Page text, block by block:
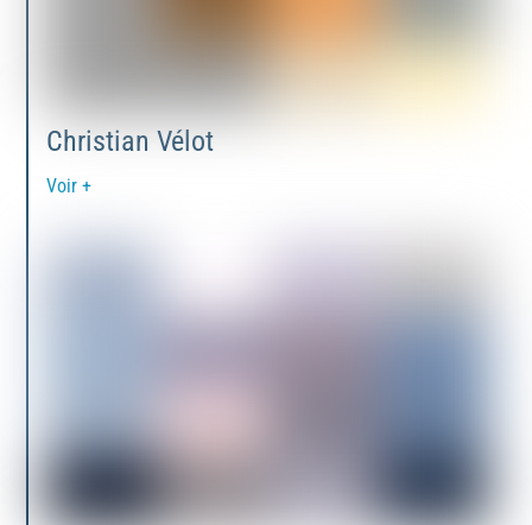
Christian Vélot
Voir +